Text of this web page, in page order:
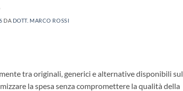
DA DOTT. MARCO ROSSI
tra originali, generici e alternative disponibili sul
la spesa senza compromettere la qualità della